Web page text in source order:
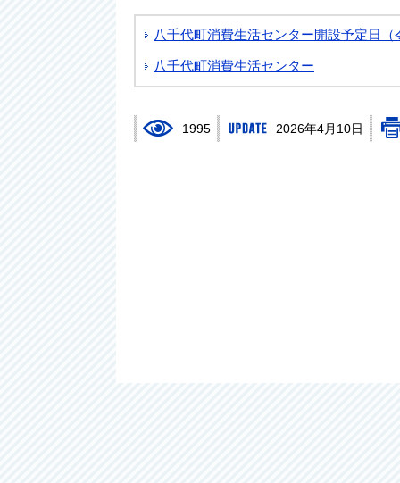
八千代町消費生活センター開設予定日（
八千代町消費生活センター
1995 2026年4月10日